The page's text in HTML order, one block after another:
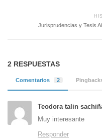
Jurisprudencias y Tesis
2 RESPUESTAS
Comentarios 2
Teodora talin
Muy interesante
Responder